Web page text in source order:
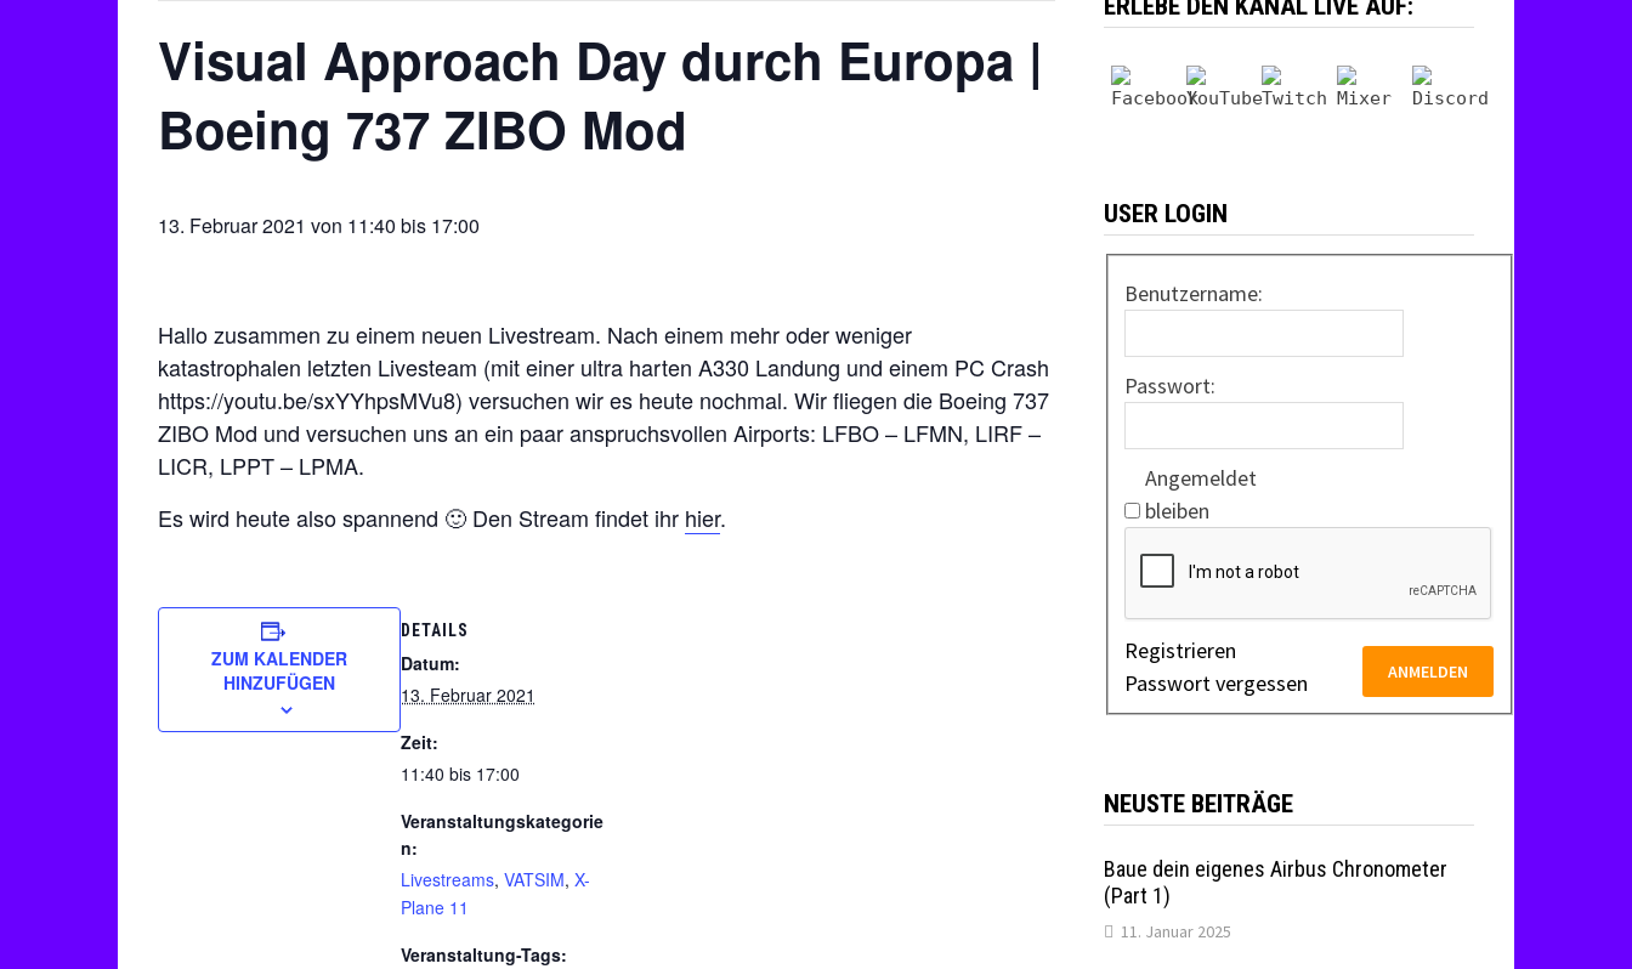
Visual Approach Day durch Europa |
Boeing 737 ZIBO Mod
13. Februar 2021 von 11:40 bis 17:00
Hallo zusammen zu einem neuen Livestream. Nach einem mehr oder weniger
katastrophalen letzten Livesteam (mit einer ultra harten A330 Landung und einem PC Crash
https://youtu.be/sxYYhpsMVu8) versuchen wir es heute nochmal. Wir fliegen die Boeing 737
ZIBO Mod und versuchen uns an ein paar anspruchsvollen Airports: LFBO – LFMN, LIRF –
LICR, LPPT – LPMA.
Es wird heute also spannend 🙂 Den Stream findet ihr hier.
ZUM KALENDER
HINZUFÜGEN
DETAILS
Datum:
13. Februar 2021
Zeit:
11:40 bis 17:00
Veranstaltungskategorie
n:
Livestreams, VATSIM, X-
Plane 11
Veranstaltung-Tags:
ERLEBE DEN KANAL LIVE AUF:
USER LOGIN
Benutzername:
Passwort:
Angemeldet
bleiben
ANMELDEN
Registrieren
Passwort vergessen
NEUSTE BEITRÄGE
Baue dein eigenes Airbus Chronometer
(Part 1)
11. Januar 2025